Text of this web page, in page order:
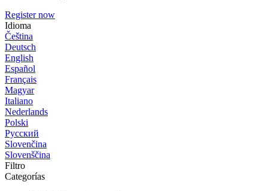
Register now
Idioma
Čeština
Deutsch
English
Español
Français
Magyar
Italiano
Nederlands
Polski
Русский
Slovenčina
Slovenščina
Filtro
Categorías